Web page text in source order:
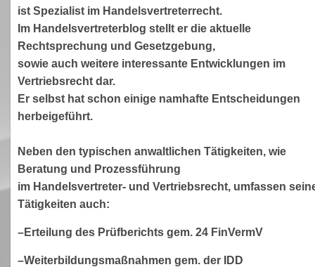
ist Spezialist im Handelsvertreterrecht.
Im Handelsvertreterblog stellt er die aktuelle
Rechtsprechung und Gesetzgebung,
sowie auch weitere interessante Entwicklungen im
Vertriebsrecht dar.
Er selbst hat schon einige namhafte Entscheidungen
herbeigeführt.
Neben den typischen anwaltlichen Tätigkeiten, wie
Beratung und Prozessführung
im Handelsvertreter- und Vertriebsrecht, umfassen
Tätigkeiten auch:
–Erteilung des Prüfberichts gem. 24 FinVermV
–Weiterbildungsmaßnahmen gem. der IDD